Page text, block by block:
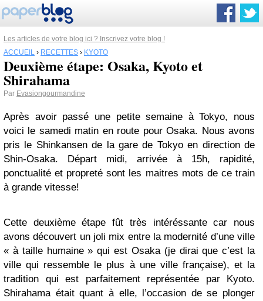
Les articles de votre blog ici ? Inscrivez votre blog !
ACCUEIL › RECETTES › KYOTO
Deuxième étape: Osaka, Kyoto et
Shirahama
Par Evasiongourmandine
Après avoir passé une petite semaine à Tokyo, nous
voici le samedi matin en route pour Osaka. Nous avons
pris le Shinkansen de la gare de Tokyo en direction de
Shin-Osaka. Départ midi, arrivée à 15h, rapidité,
ponctualité et propreté sont les maitres mots de ce train
à grande vitesse!
Cette deuxième étape fût très intéréssante car nous
avons découvert un joli mix entre la modernité d’une ville
« à taille humaine » qui est Osaka (je dirai que c’est la
ville qui ressemble le plus à une ville française), et la
tradition qui est parfaitement représentée par Kyoto.
Shirahama était quant à elle, l’occasion de se plonger